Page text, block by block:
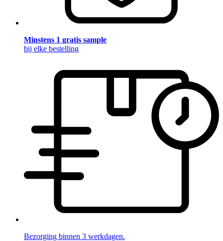
Minstens 1 gratis sample
bij elke bestelling
Bezorging binnen 3 werkdagen.